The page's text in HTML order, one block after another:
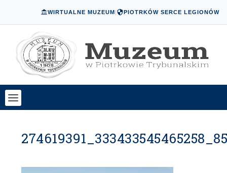
WIRTUALNE MUZEUM| PIOTRKÓW SERCE LEGIONÓW